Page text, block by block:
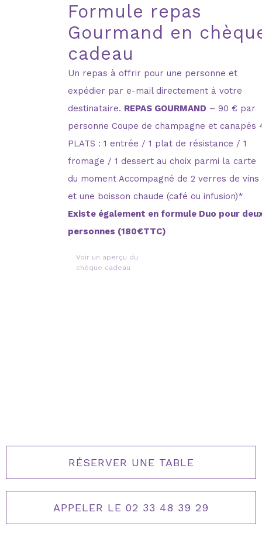
Formule repas
Gourmand en
cadeau
Un repas à offrir pour une personne et
expédier par e-mail directement à votre
destinataire. REPAS GOURMAND – 90 € par
personne Coupe de champagne et canapés
PLATS : 1 entrée / 1 plat de résistance / 1
fromage / 1 dessert au choix parmi la carte
du moment Accompagné de 2 verres de vins
et une boisson chaude (café ou infusion)*
Existe également en formule Duo pour
personnes (180€TTC)
Voir un aperçu du
chèque cadeau
RÉSERVER UNE TABLE
APPELER LE 02 33 48 39 29